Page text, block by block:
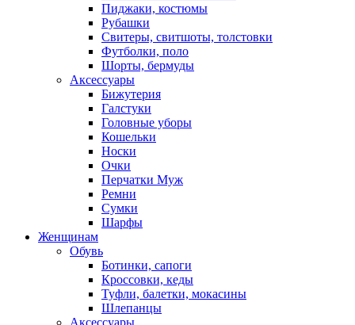
Пиджаки, костюмы
Рубашки
Свитеры, свитшоты, толстовки
Футболки, поло
Шорты, бермуды
Аксессуары
Бижутерия
Галстуки
Головные уборы
Кошельки
Носки
Очки
Перчатки Муж
Ремни
Сумки
Шарфы
Женщинам
Обувь
Ботинки, сапоги
Кроссовки, кеды
Туфли, балетки, мокасины
Шлепанцы
Аксессуары